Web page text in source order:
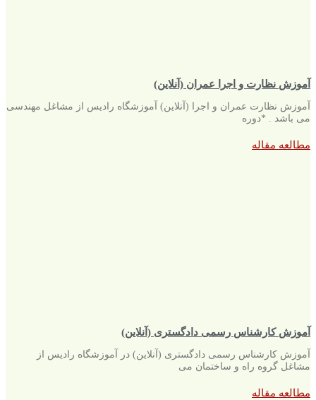
آموزش نظارت و اجرا عمران (آنلاین)
آموزش نظارت عمران و اجرا (آنلاین) آموزشگاه رادیس از مشاغل مهندسی
می باشد . *دوره
مطالعه مقاله
آموزش کارشناس رسمی دادگستری (آنلاین)
آموزش کارشناس رسمی دادگستری (آنلاین) در آموزشگاه رادیس از
مشاغل گروه راه و ساختمان می
مطالعه مقاله